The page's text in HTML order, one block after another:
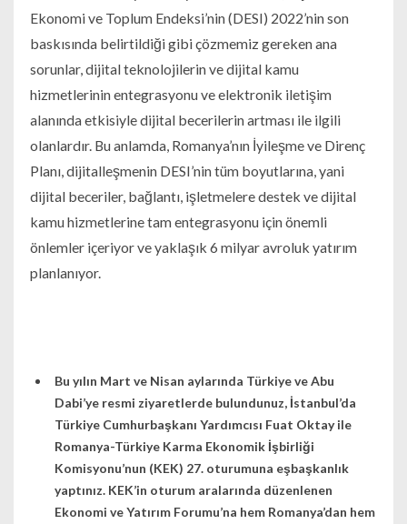
Ekonomi ve Toplum Endeksi’nin (DESI) 2022’nin son
baskısında belirtildiği gibi çözmemiz gereken ana
sorunlar, dijital teknolojilerin ve dijital kamu
hizmetlerinin entegrasyonu ve elektronik iletişim
alanında etkisiyle dijital becerilerin artması ile ilgili
olanlardır. Bu anlamda, Romanya’nın İyileşme ve Direnç
Planı, dijitalleşmenin DESI’nin tüm boyutlarına, yani
dijital beceriler, bağlantı, işletmelere destek ve dijital
kamu hizmetlerine tam entegrasyonu için önemli
önlemler içeriyor ve yaklaşık 6 milyar avroluk yatırım
planlanıyor.
Bu yılın Mart ve Nisan aylarında Türkiye ve Abu
Dabi’ye resmi ziyaretlerde bulundunuz, İstanbul’da
Türkiye Cumhurbaşkanı Yardımcısı Fuat Oktay ile
Romanya-Türkiye Karma Ekonomik İşbirliği
Komisyonu’nun (KEK) 27. oturumuna eşbaşkanlık
yaptınız. KEK’in oturum aralarında düzenlenen
Ekonomi ve Yatırım Forumu’na hem Romanya’dan hem